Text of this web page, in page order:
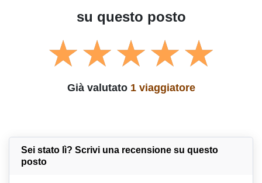
su questo posto
Già valutato 1 viaggiatore
Sei stato lì? Scrivi una recensione su questo
posto